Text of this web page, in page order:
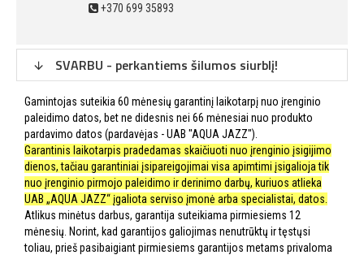
+370 699 35893
SVARBU - perkantiems šilumos siurblį!
Gamintojas suteikia 60 mėnesių garantinį laikotarpį nuo įrenginio
paleidimo datos, bet ne didesnis nei 66 mėnesiai nuo produkto
pardavimo datos (pardavėjas - UAB "AQUA JAZZ").
Garantinis laikotarpis pradedamas skaičiuoti nuo įrenginio įsigijimo
dienos, tačiau garantiniai įsipareigojimai visa apimtimi įsigalioja tik
nuo įrenginio pirmojo paleidimo ir derinimo darbų, kuriuos atlieka
UAB „AQUA JAZZ“ įgaliota serviso įmonė arba specialistai, datos.
Atlikus minėtus darbus, garantija suteikiama pirmiesiems 12
mėnesių. Norint, kad garantijos galiojimas nenutrūktų ir tęstųsi
toliau, prieš pasibaigiant pirmiesiems garantijos metams privaloma